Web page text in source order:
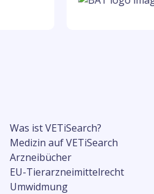
Was ist VETiSearch?
Medizin auf VETiSearch
Arzneibücher
EU-Tierarzneimittelrecht
Umwidmung